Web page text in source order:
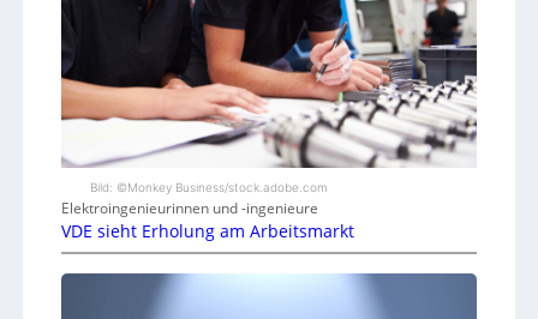
Bild: ©Monkey Business/stock.adobe.com
Elektroingenieurinnen und -ingenieure
VDE sieht Erholung am Arbeitsmarkt